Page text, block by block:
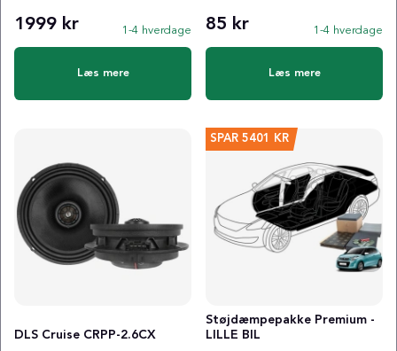
1999 kr 1-4 hverdage
Læs mere
85 kr 1-4 hverdage
Læs mere
DLS Cruise CRPP-2.6CX
SPAR 5401 KR
Støjdæmpepakke Premium -
LILLE BIL